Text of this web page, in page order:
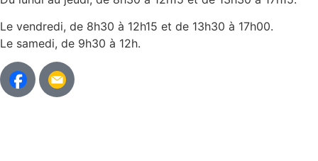
Le vendredi, de 8h30 à 12h15 et de 13h30 à 17h00.
Le samedi, de 9h30 à 12h.